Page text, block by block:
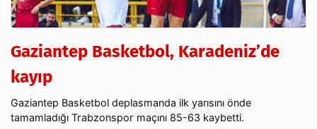
Gaziantep Basketbol, Karadeniz’de
kayıp
Gaziantep Basketbol deplasmanda ilk yarısını önde
tamamladığı Trabzonspor maçını 85-63 kaybetti.